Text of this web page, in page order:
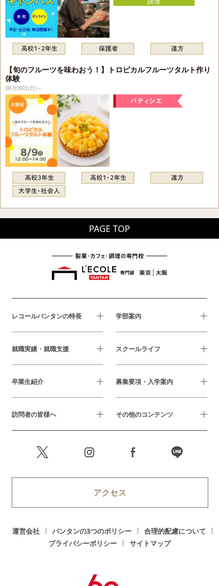
【旬のフルーツを味わおう！】トロピカルフルーツタルト作り
体験
08月09日(日)～
PAGE TOP
レコールバンタンの特長 学部案内
就職実績・就職支援 スクールライフ
卒業生紹介 募集要項・入学案内
訪問者の皆様へ その他のコンテンツ
アクセス
運営会社 バンタンの3つのポリシー
合理的配慮について
プライバシーポリシー
サイトマップ